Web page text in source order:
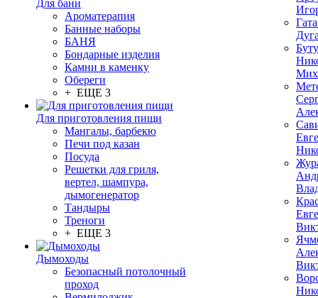
Для бани
Ароматерапия
Банные наборы
БАНЯ
Бондарные изделия
Камни в каменку
Обереги
+ ЕЩЕ 3
Для приготовления пищи
Мангалы, барбекю
Печи под казан
Посуда
Решетки для гриля,
вертел, шампура,
дымогенератор
Тандыры
Треноги
+ ЕЩЕ 3
Дымоходы
Безопасный потолочный
проход